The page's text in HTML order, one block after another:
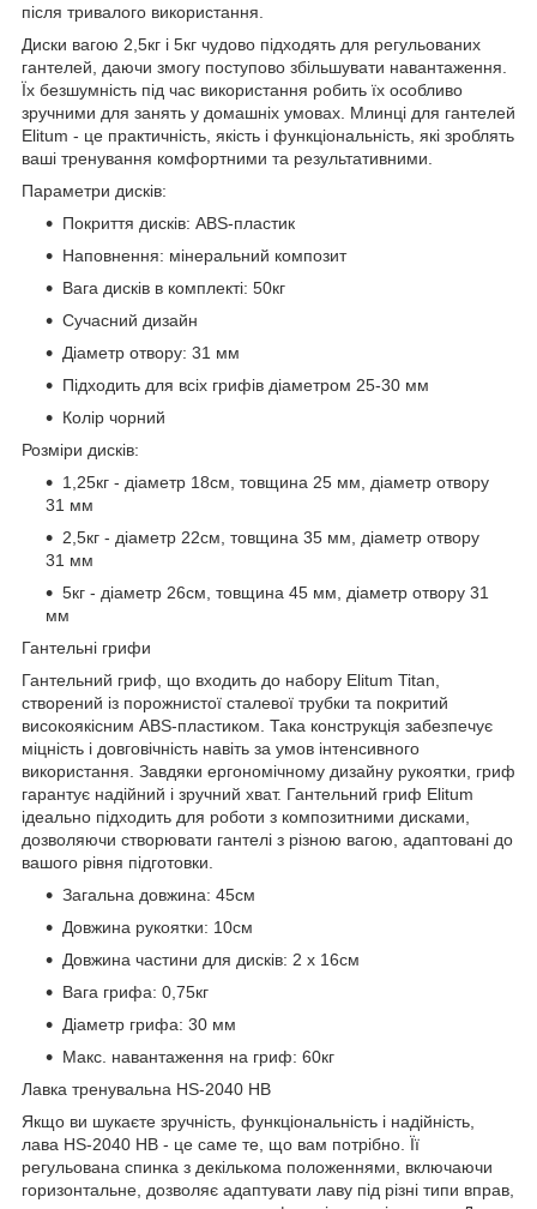
після тривалого використання.
Диски вагою 2,5кг і 5кг чудово підходять для регульованих
гантелей, даючи змогу поступово збільшувати навантаження.
Їх безшумність під час використання робить їх особливо
зручними для занять у домашніх умовах. Млинці для гантелей
Elitum - це практичність, якість і функціональність, які зроблять
ваші тренування комфортними та результативними.
Параметри дисків:
Покриття дисків: ABS-пластик
Наповнення: мінеральний композит
Вага дисків в комплекті: 50кг
Сучасний дизайн
Діаметр отвору: 31 мм
Підходить для всіх грифів діаметром 25-30 мм
Колір чорний
Розміри дисків:
1,25кг - діаметр 18см, товщина 25 мм, діаметр отвору
31 мм
2,5кг - діаметр 22см, товщина 35 мм, діаметр отвору
31 мм
5кг - діаметр 26см, товщина 45 мм, діаметр отвору 31
мм
Гантельні грифи
Гантельний гриф, що входить до набору Elitum Titan,
створений із порожнистої сталевої трубки та покритий
високоякісним ABS-пластиком. Така конструкція забезпечує
міцність і довговічність навіть за умов інтенсивного
використання. Завдяки ергономічному дизайну рукоятки, гриф
гарантує надійний і зручний хват. Гантельний гриф Elitum
ідеально підходить для роботи з композитними дисками,
дозволяючи створювати гантелі з різною вагою, адаптовані до
вашого рівня підготовки.
Загальна довжина: 45см
Довжина рукоятки: 10см
Довжина частини для дисків: 2 х 16см
Вага грифа: 0,75кг
Діаметр грифа: 30 мм
Макс. навантаження на гриф: 60кг
Лавка тренувальна HS-2040 НВ
Якщо ви шукаєте зручність, функціональність і надійність,
лава HS-2040 НВ - це саме те, що вам потрібно. Її
регульована спинка з декількома положеннями, включаючи
горизонтальне, дозволяє адаптувати лаву під різні типи вправ,